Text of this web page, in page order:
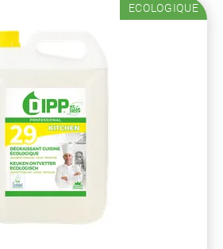
ECOLOGIQUE